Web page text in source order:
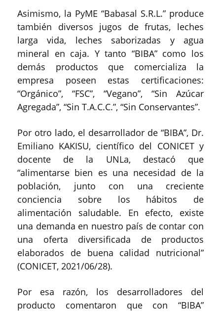
Asimismo, la PyME “Babasal S.R.L.” produce
también diversos jugos de frutas, leches
larga vida, leches saborizadas y agua
mineral en caja. Y tanto “BIBA” como los
demás productos que comercializa la
empresa poseen estas certificaciones:
“Orgánico”, “FSC”, “Vegano”, “Sin Azúcar
Agregada”, “Sin T.A.C.C.”, “Sin Conservantes”.
Por otro lado, el desarrollador de “BIBA”, Dr.
Emiliano KAKISU, científico del CONICET y
docente de la UNLa, destacó que
“alimentarse bien es una necesidad de la
población, junto con una creciente
conciencia sobre los hábitos de
alimentación saludable. En efecto, existe
una demanda en nuestro país de contar con
una oferta diversificada de productos
elaborados de buena calidad nutricional”
(CONICET, 2021/06/28).
Por esa razón, los desarrolladores del
producto comentaron que con “BIBA”